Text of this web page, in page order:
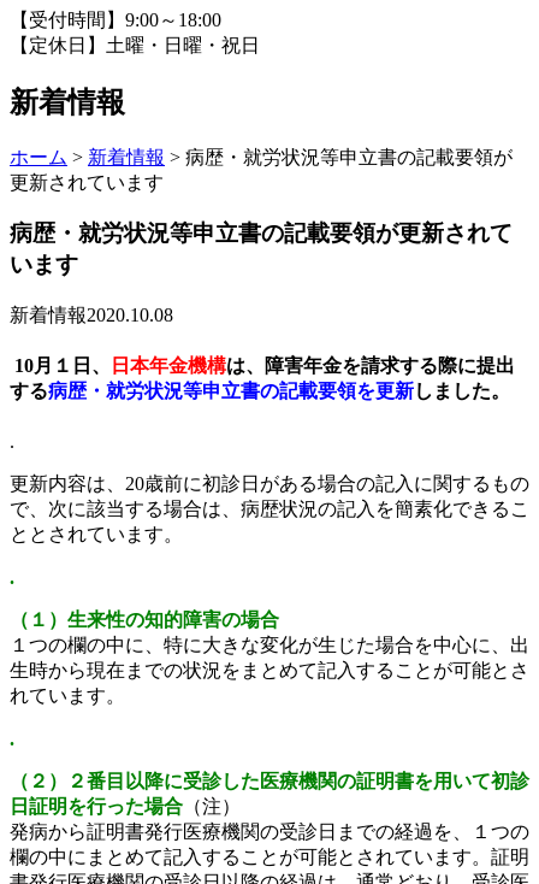
【受付時間】9:00～18:00
【定休日】土曜・日曜・祝日
新着情報
ホーム > 新着情報 > 病歴・就労状況等申立書の記載要領が
更新されています
病歴・就労状況等申立書の記載要領が更新されて
います
新着情報2020.10.08
10月１日、 日本年金機構は、障害年金を請求する際に提出
する病歴・就労状況等申立書の記載要領を更新しました。
.
更新内容は、20歳前に初診日がある場合の記入に関するもの
で、次に該当する場合は、病歴状況の記入を簡素化できるこ
ととされています。
.
（１）生来性の知的障害の場合
１つの欄の中に、特に大きな変化が生じた場合を中心に、出
生時から現在までの状況をまとめて記入することが可能とさ
れています。
.
（２）２番目以降に受診した医療機関の証明書を用いて初診
日証明を行った場合 （注）
発病から証明書発行医療機関の受診日までの経過を、１つの
欄の中にまとめて記入することが可能とされています。証明